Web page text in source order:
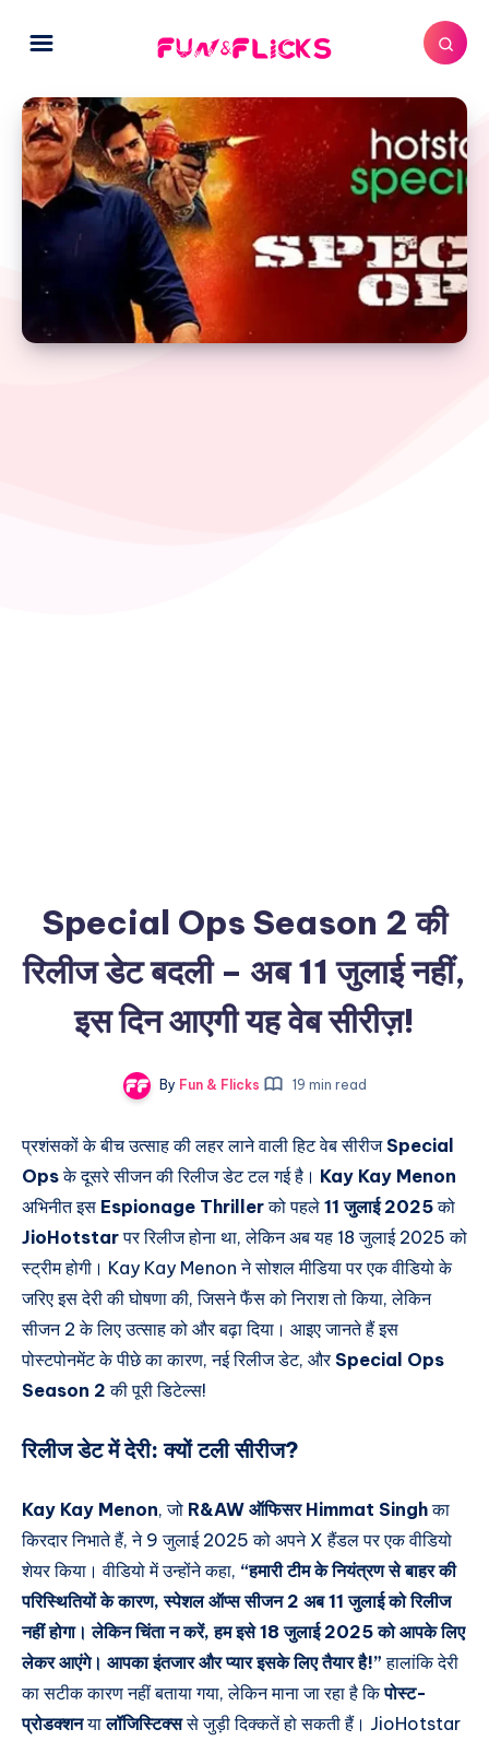
Special Ops Season 2 की
रिलीज डेट बदली – अब 11 जुलाई नहीं,
इस दिन आएगी यह वेब सीरीज़!
By Fun & Flicks 19 min read
प्रशंसकों के बीच उत्साह की लहर लाने वाली हिट वेब सीरीजSpecial
Opsके दूसरे सीजन की रिलीज डेट टल गई है। Kay Kay Menon
अभिनीत इस Espionage Thrillerको पहले 11 जुलाई 2025को
JioHotstarपर रिलीज होना था, लेकिन अब यह 18 जुलाई 2025 को
स्ट्रीम होगी। Kay Kay Menon ने सोशल मीडिया पर एक वीडियो के
जरिए इस देरी की घोषणा की, जिसने फैंस को निराश तो किया, लेकिन
सीजन 2 के लिए उत्साह को और बढ़ा दिया। आइए जानते हैं इस
पोस्टपोनमेंट के पीछे का कारण, नई रिलीज डेट, औरSpecial Ops
Season 2 की पूरी डिटेल्स!
रिलीज डेट में देरी:क्यों टली सीरीज?
Kay Kay Menon, जो R&AW ऑफिसर Himmat Singhका
किरदार निभाते हैं, ने 9 जुलाई 2025 को अपने X हैंडल पर एक वीडियो
शेयर किया। वीडियो में उन्होंने कहा, “हमारी टीम के नियंत्रण से बाहर की
परिस्थितियों के कारण, स्पेशल ऑप्स सीजन 2 अब 11 जुलाई को रिलीज
नहीं होगा। लेकिन चिंता न करें, हम इसे 18 जुलाई 2025 को आपके लिए
लेकर आएंगे। आपका इंतजार और प्यार इसके लिए तैयार है!” हालांकि देरी
का सटीक कारण नहीं बताया गया, लेकिन माना जा रहा है किपोस्ट-
प्रोडक्शनयालॉजिस्टिक्ससे जुड़ी दिक्कतें हो सकती हैं। JioHotstar